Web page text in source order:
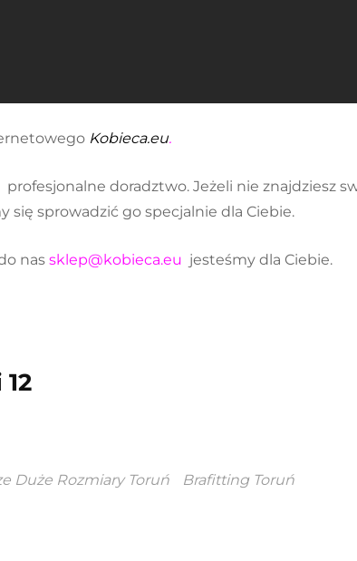
Kobieca.eu.
doradztwo. Jeżeli nie znajdziesz
sprowadzić go specjalnie dla Ciebie.
nas sklep@kobieca.eu jesteśmy dla Ciebie.
Duże Rozmiary Toruń
Brafitting Toruń